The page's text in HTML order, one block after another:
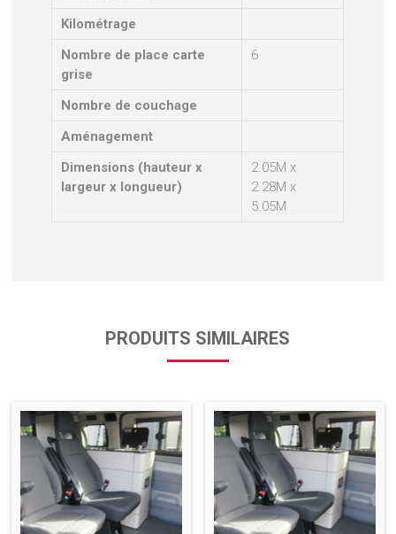
Kilométrage
Nombre de place carte
grise
6
Nombre de couchage
Aménagement
Dimensions (hauteur x
largeur x longueur)
2.05M x
2.28M x
5.05M
PRODUITS SIMILAIRES